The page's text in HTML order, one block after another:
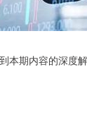
本期内容的深度